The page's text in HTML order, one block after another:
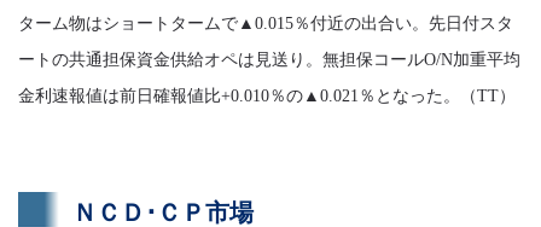
ターム物はショートタームで▲0.015％付近の出合い。先日付スタ
ートの共通担保資金供給オペは見送り。無担保コールO/N加重平均
金利速報値は前日確報値比+0.010％の▲0.021％となった。（TT）
ＮＣＤ･ＣＰ市場